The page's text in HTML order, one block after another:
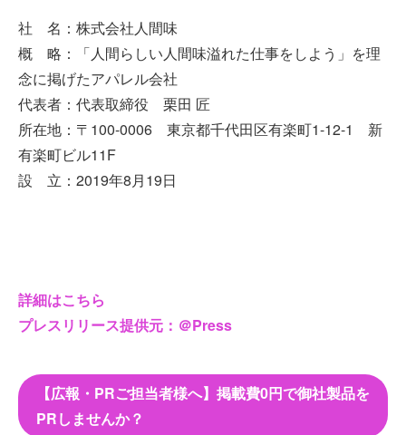
社 名：株式会社人間味
概 略：「人間らしい人間味溢れた仕事をしよう」を理
念に掲げたアパレル会社
代表者：代表取締役 栗田 匠
所在地：〒100-0006 東京都千代田区有楽町1-12-1 新
有楽町ビル11F
設 立：2019年8月19日
詳細はこちら
プレスリリース提供元：＠Press
【広報・PRご担当者様へ】掲載費0円で御社製品を
PRしませんか？